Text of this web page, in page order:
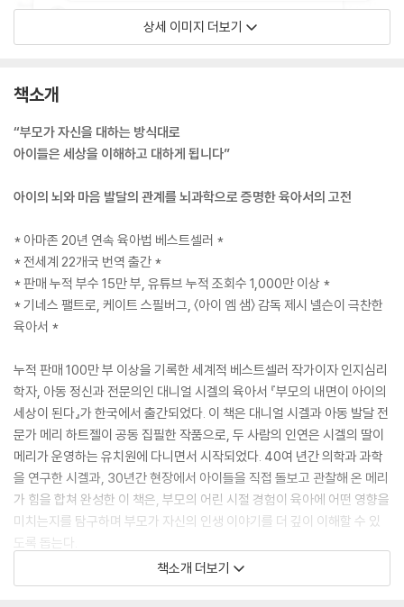
상세 이미지 더보기
책소개
“부모가 자신을 대하는 방식대로
아이들은 세상을 이해하고 대하게 됩니다”
아이의 뇌와 마음 발달의 관계를 뇌과학으로 증명한 육아서의 고전
* 아마존 20년 연속 육아법 베스트셀러 *
* 전세계 22개국 번역 출간 *
* 판매 누적 부수 15만 부, 유튜브 누적 조회수 1,000만 이상 *
* 기네스 팰트로, 케이트 스필버그, 〈아이 엠 샘〉 감독 제시 넬슨이 극찬한
육아서 *
누적 판매 100만 부 이상을 기록한 세계적 베스트셀러 작가이자 인지심리
학자, 아동 정신과 전문의인 대니얼 시겔의 육아서 『부모의 내면이 아이의
세상이 된다』가 한국에서 출간되었다. 이 책은 대니얼 시겔과 아동 발달 전
문가 메리 하트젤이 공동 집필한 작품으로, 두 사람의 인연은 시겔의 딸이
메리가 운영하는 유치원에 다니면서 시작되었다. 40여 년간 의학과 과학
을 연구한 시겔과, 30년간 현장에서 아이들을 직접 돌보고 관찰해 온 메리
가 힘을 합쳐 완성한 이 책은, 부모의 어린 시절 경험이 육아에 어떤 영향을
미치는지를 탐구하며 부모가 자신의 인생 이야기를 더 깊이 이해할 수 있
도록 돕는다.
책은 과학적 근거를 바탕으로 부모와 자녀 사이의 친밀한 관계가 자녀의
책소개 더보기